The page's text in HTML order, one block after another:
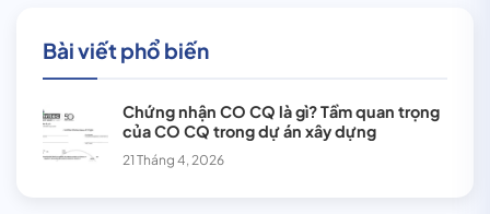
Bài viết phổ biến
Chứng nhận CO CQ là gì? Tầm quan trọng
của CO CQ trong dự án xây dựng
21 Tháng 4, 2026